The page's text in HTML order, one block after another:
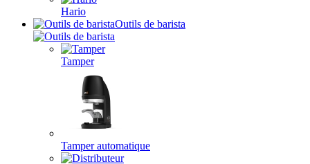
Hario
Outils de barista
Tamper
Tamper automatique